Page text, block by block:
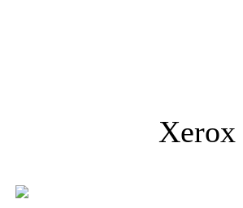
Xerox